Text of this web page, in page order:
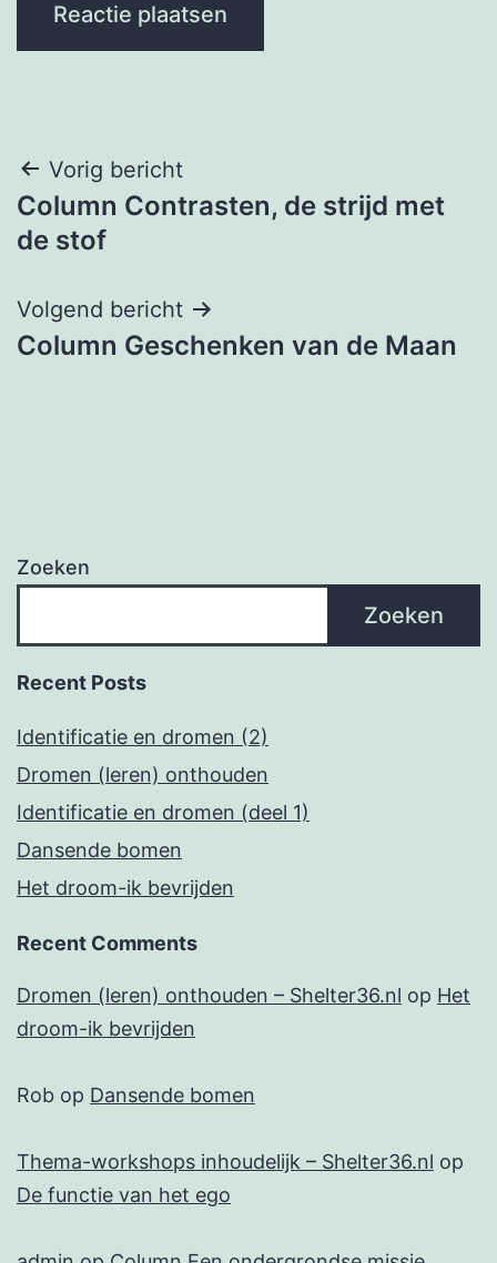
Berichtnavigatie
Vorig bericht
Column Contrasten, de strijd met
de stof
Volgend bericht
Column Geschenken van de Maan
Zoeken
Zoeken
Recent Posts
Identificatie en dromen (2)
Dromen (leren) onthouden
Identificatie en dromen (deel 1)
Dansende bomen
Het droom-ik bevrijden
Recent Comments
Dromen (leren) onthouden – Shelter36.nl op Het
droom-ik bevrijden
Rob op Dansende bomen
Thema-workshops inhoudelijk – Shelter36.nl op
De functie van het ego